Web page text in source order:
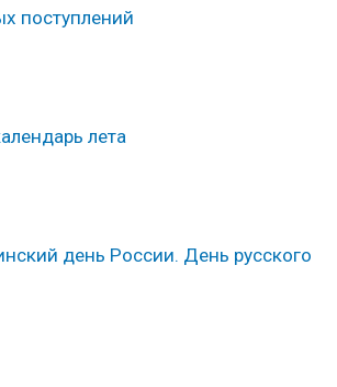
поступлений
лета
день России. День русского